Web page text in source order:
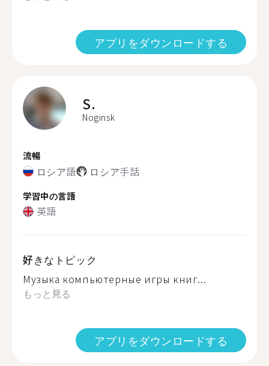
アプリをダウンロードする
S.
Noginsk
流暢
ロシア語 ロシア手話
学習中の言語
英語
好きなトピック
Музыка компьютерные игры книг...
もっと見る
アプリをダウンロードする